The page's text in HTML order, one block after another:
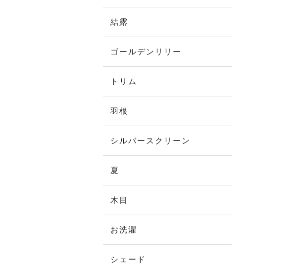
結露
ゴールデンリリー
トリム
羽根
シルバースクリーン
夏
木目
お洗濯
シェード